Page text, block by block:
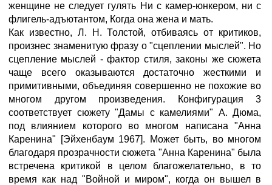
женщине не следует гулять Ни с камер-юнкером, ни с
флигель-адъютантом, Когда она жена и мать.
Как известно, Л. Н. Толстой, отбиваясь от критиков,
произнес знаменитую фразу о "сцеплении мыслей". Но
сцепление мыслей - фактор стиля, законы же сюжета
чаще всего оказываются достаточно жесткими и
примитивными, объединяя совершенно не похожие во
многом другом произведения. Конфигурация 3
соответствует сюжету "Дамы с камелиями" А. Дюма,
под влиянием которого во многом написана "Анна
Каренина" [Эйхенбаум 1967]. Может быть, во многом
благодаря прозрачности сюжета "Анна Каренина" была
встречена критикой в целом благожелательно, в то
время как над "Войной и миром", когда он вышел в